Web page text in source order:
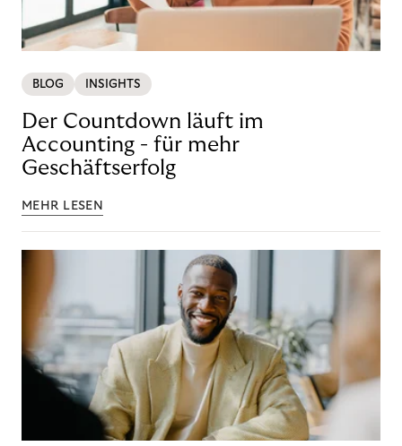
BLOG INSIGHTS
Der Countdown läuft im
Accounting - für mehr
Geschäftserfolg
MEHR LESEN